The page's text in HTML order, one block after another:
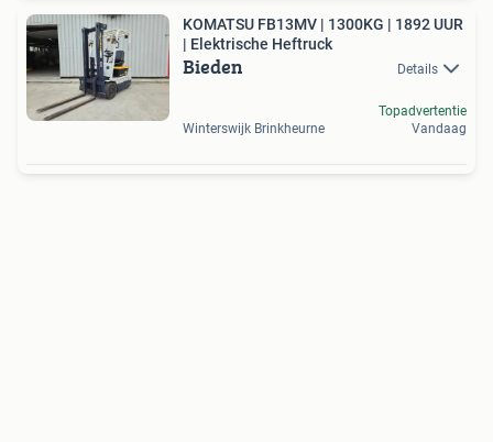
KOMATSU FB13MV | 1300KG | 1892 UUR
| Elektrische Heftruck
Bieden Details
Winterswijk Brinkheurne
Topadvertentie
Vandaag